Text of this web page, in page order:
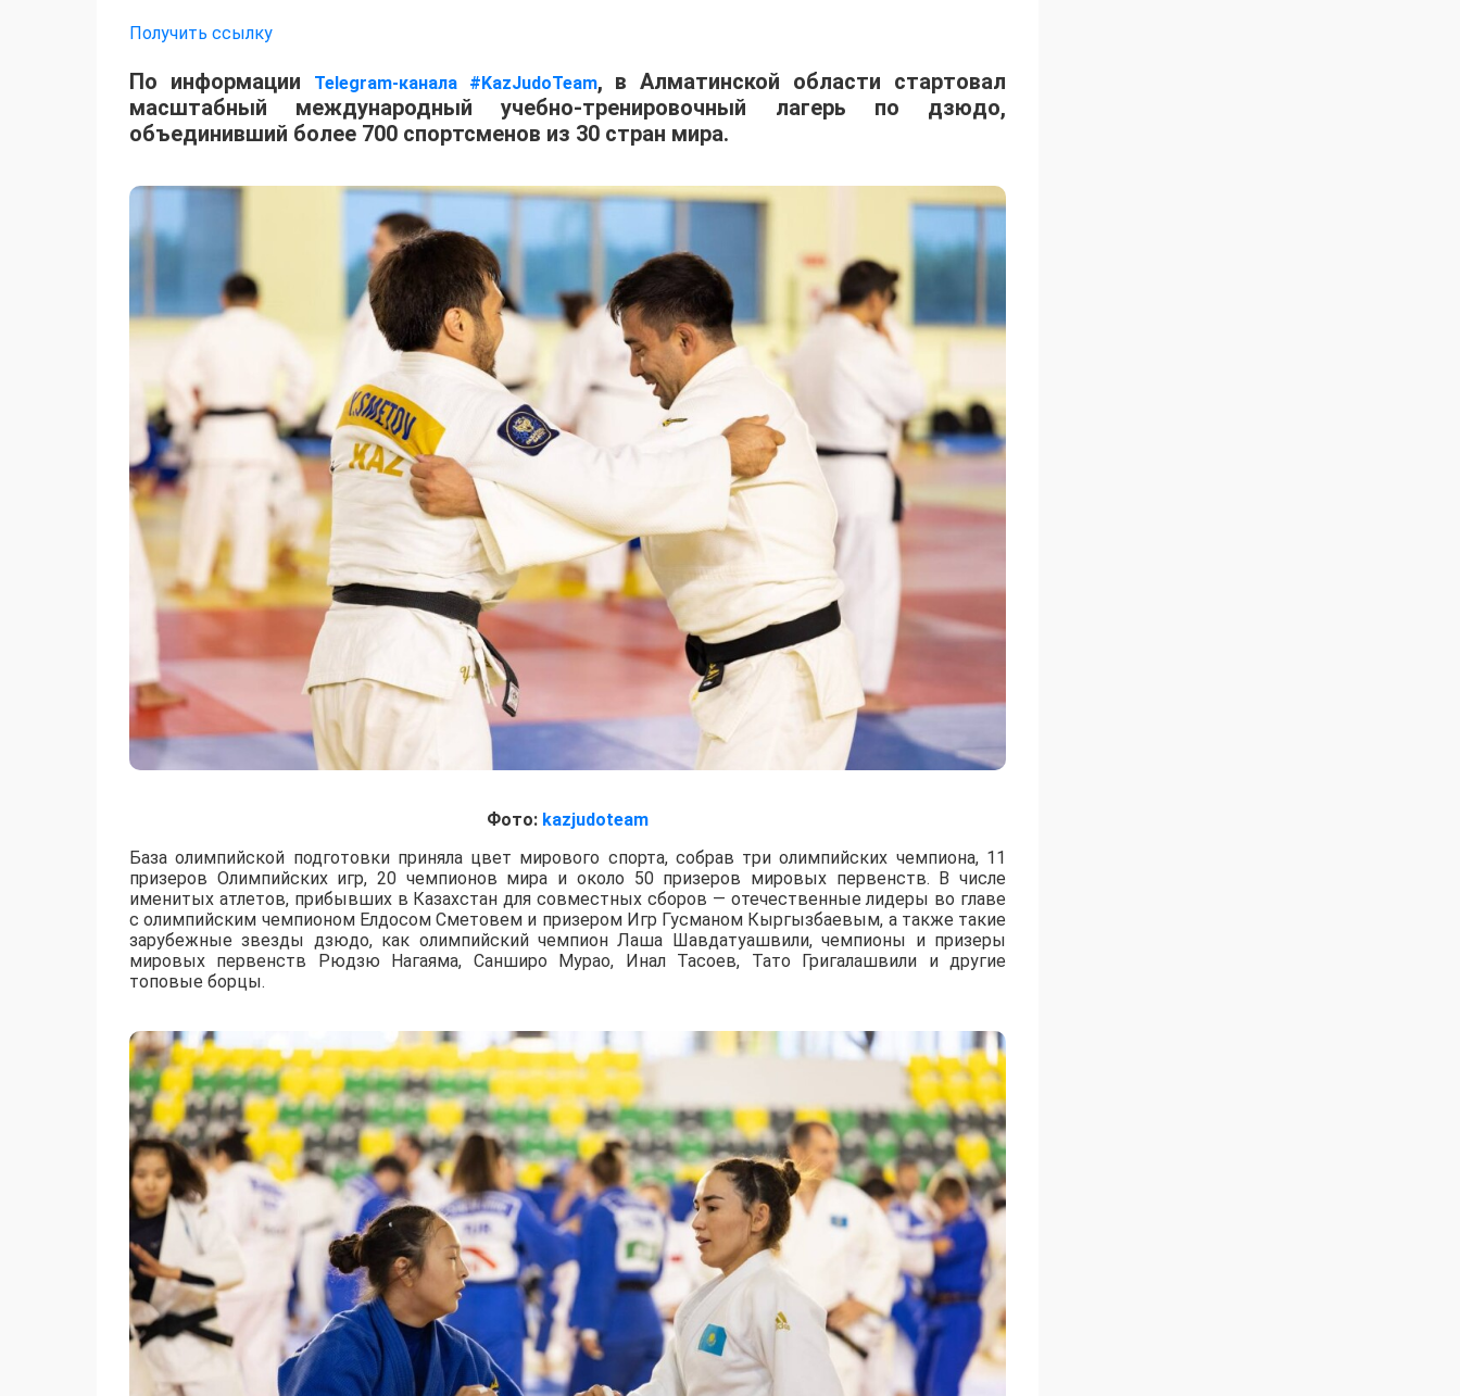
Получить ссылку
По информации Telegram-канала #KazJudoTeam, в Алматинской области стартовал
масштабный международный учебно-тренировочный лагерь по дзюдо,
объединивший более 700 спортсменов из 30 стран мира.
Фото: kazjudoteam
База олимпийской подготовки приняла цвет мирового спорта, собрав три олимпийских чемпиона, 11
призеров Олимпийских игр, 20 чемпионов мира и около 50 призеров мировых первенств. В числе
именитых атлетов, прибывших в Казахстан для совместных сборов — отечественные лидеры во главе
с олимпийским чемпионом Елдосом Сметовем и призером Игр Гусманом Кыргызбаевым, а также такие
зарубежные звезды дзюдо, как олимпийский чемпион Лаша Шавдатуашвили, чемпионы и призеры
мировых первенств Рюдзю Нагаяма, Санширо Мурао, Инал Тасоев, Тато Григалашвили и другие
топовые борцы.